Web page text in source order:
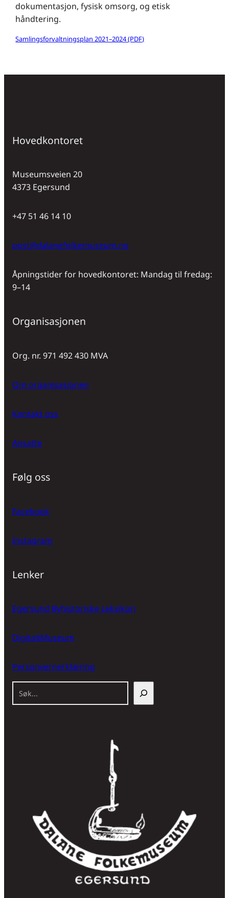
dokumentasjon, fysisk omsorg, og etisk
håndtering.
Samlingsforvaltningsplan 2021–2024 (PDF)
Hovedkontoret
Museumsveien 20
4373 Egersund
+47 51 46 14 10
post@dalanefolkemuseum.no
Åpningstider for hovedkontoret: Mandag til fredag:
9–14
Organisasjonen
Org. nr. 971 492 430 MVA
Om organisasjonen
Kontakt oss
Ansatte
Følg oss
Facebook
Instagram
Lenker
Egersund Byhistoriske Leksikon
DigitaltMuseum
Personvernerklæring
S
k